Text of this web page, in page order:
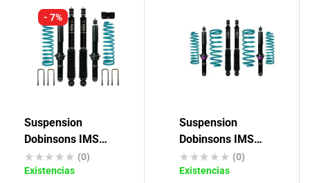
- 7%
Suspension
Dobinsons IMS
Toyota Hilux Vigo
(0)
Existencias
Suspension
Dobinsons IMS
Toyota Prado J90-
J95
(0)
Existencias